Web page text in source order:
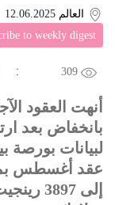
العالم 12.06.2025
to weekly digest
309
中文
أنهت العقود
بانخفاض بعد
لبيانات بورصة